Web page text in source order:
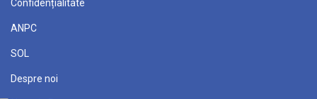
Confidențialitate
ANPC
SOL
Despre noi